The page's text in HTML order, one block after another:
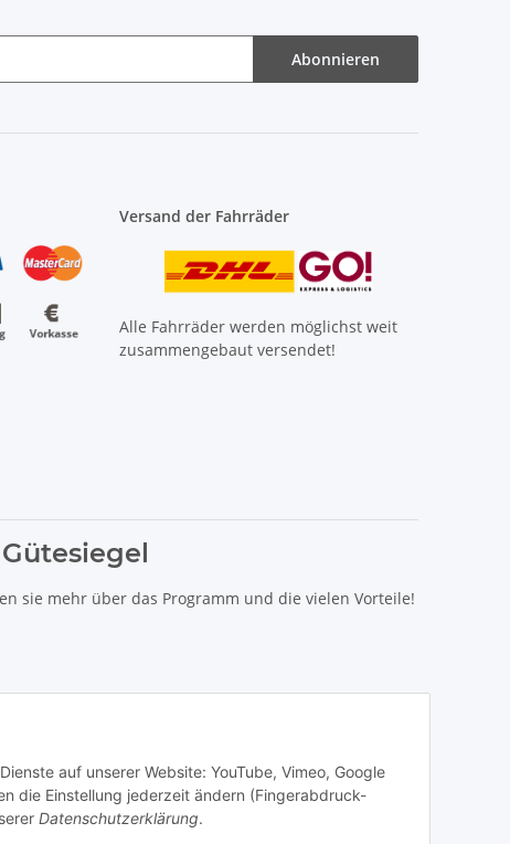
auf unserer Website: YouTube, Vimeo, Google
die Einstellung jederzeit ändern (Fingerabdruck-
Datenschutzerklärung.
Abonnieren
Versand der Fahrräder
Alle Fahrräder werden möglichst weit
zusammengebaut versendet!
sie mehr über das Programm und die vielen Vorteile!